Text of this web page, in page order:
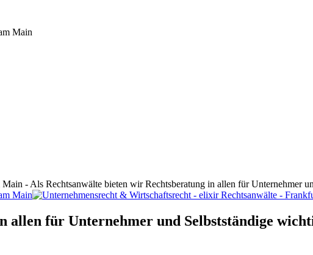
- Als Rechtsanwälte bieten wir Rechtsberatung in allen für Unternehmer
allen für Unternehmer und Selbstständige